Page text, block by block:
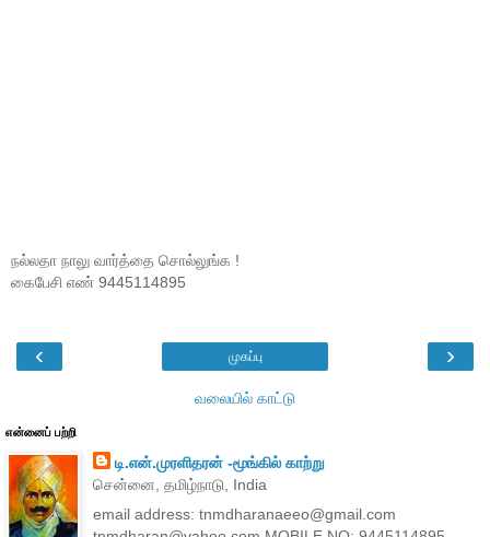
நல்லதா நாலு வார்த்தை சொல்லுங்க !
கைபேசி எண் 9445114895
‹ ›
முகப்பு
வலையில் காட்டு
என்னைப் பற்றி
டி.என்.முரளிதரன் -மூங்கில் காற்று
சென்னை, தமிழ்நாடு, India
email address: tnmdharanaeeo@gmail.com